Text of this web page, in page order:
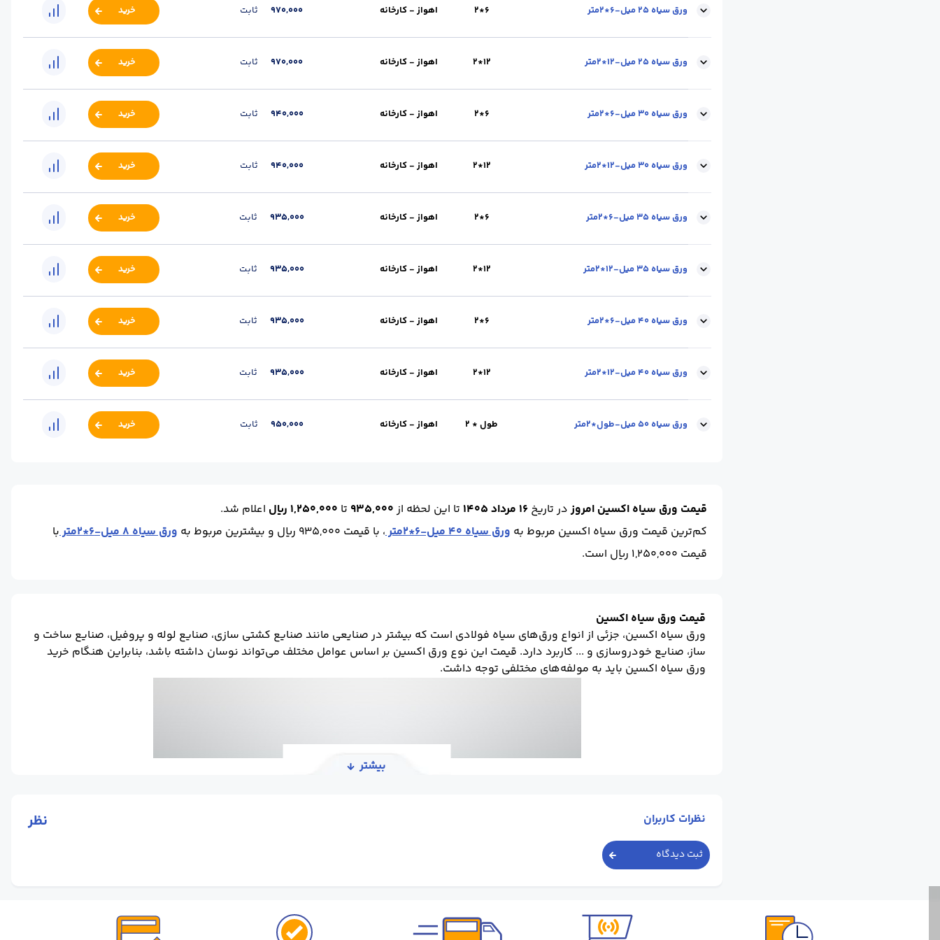
ابعاد : 12*2 محل تحویل :اهواز - کارخانه 200 طول (m) : 6 ورق سیاه 25 میل-6*2متر 6*2 اهواز - کارخانه 970,000 ثابت خرید
ابعاد : 6*2 محل تحویل :اهواز - کارخانه 200 طول (m) : 6 ورق سیاه 25 میل-12*2متر 12*2 اهواز - کارخانه 970,000 ثابت خرید
ابعاد : 12*2 محل تحویل :اهواز - کارخانه 200 طول (m) : 12 ورق سیاه 30 میل-6*2متر 6*2 اهواز - کارخانه 940,000 ثابت خرید
ابعاد : 6*2 محل تحویل :اهواز - کارخانه 200 طول (m) : 6 ورق سیاه 30 میل-12*2متر 12*2 اهواز - کارخانه 940,000 ثابت خرید
ابعاد : 12*2 محل تحویل :اهواز - کارخانه 200 طول (m) : 12 ورق سیاه 35 میل-6*2متر 6*2 اهواز - کارخانه 935,000 ثابت خرید
ابعاد : 6*2 محل تحویل :اهواز - کارخانه 200 طول (m) : 6 ورق سیاه 35 میل-12*2متر 12*2 اهواز - کارخانه 935,000 ثابت خرید
ابعاد : 12*2 محل تحویل :اهواز - کارخانه 200 طول (m) : 12 ورق سیاه 40 میل-6*2متر 6*2 اهواز - کارخانه 935,000 ثابت خرید
ابعاد : 6*2 محل تحویل :اهواز - کارخانه 200 طول (m) : 6 ورق سیاه 40 میل-12*2متر 12*2 اهواز - کارخانه 935,000 ثابت خرید
ابعاد : 12*2 محل تحویل :اهواز - کارخانه عرض(cm) : 200 طول (m) : 12 ورق سیاه 50 میل-طول*2متر طول * 2 اهواز - کارخانه 950,000 ثابت خرید
قیمت ورق سیاه اکسین امروزدر تاریخ16 مرداد 1405 تا این لحظه از935,000 تا 1,250,000 ریال
اعلام شد.
کم‌ترین قیمت ورق سیاه اکسین مربوط به ورق سیاه 40 میل-6*2متر ، با قیمت 935,000 ریال و بیشترین مربوط به ورق سیاه 8 میل-6*2متر
با
قیمت 1,250,000 ریال است.
قیمت ورق سیاه اکسین
ورق‌ سیاه اکسین، جزئی از انواع ورق‌های سیاه فولادی است که بیشتر در صنایعی مانند صنایع کشتی سازی، صنایع لوله و پروفیل، صنایع ساخت و
ساز، صنایع خودروسازی و ... کاربرد دارد. قیمت این نوع ورق اکسین بر اساس عوامل مختلف می‌تواند نوسان داشته باشد، بنابراین هنگام خرید
ورق سیاه اکسین باید به مولفه‌های مختلفی توجه داشت.
بیشتر
نظرات کاربران نظر
ثبت دیدگاه